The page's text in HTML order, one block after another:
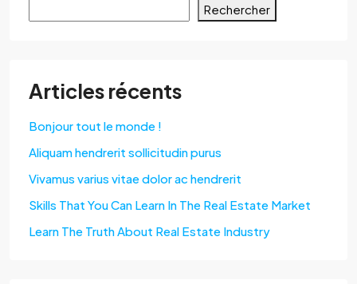
Rechercher
Articles récents
Bonjour tout le monde !
Aliquam hendrerit sollicitudin purus
Vivamus varius vitae dolor ac hendrerit
Skills That You Can Learn In The Real Estate Market
Learn The Truth About Real Estate Industry